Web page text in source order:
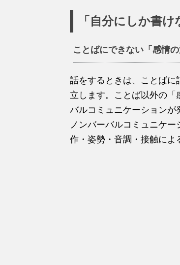
「自分にしか書
ことばにできない「感情の
話をするときは、ことば
立します。ことば以外の
バルコミュニケーションが
ノンバーバルコミュニケ
作・姿勢・音調・接触によ